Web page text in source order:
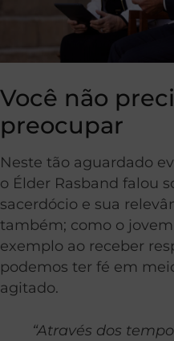
Você não
preocupar
Neste tão aguardado
o Élder Rasband falou
sacerdócio e sua
também; como o
exemplo ao receber
podemos ter fé em
agitado.
“Através dos